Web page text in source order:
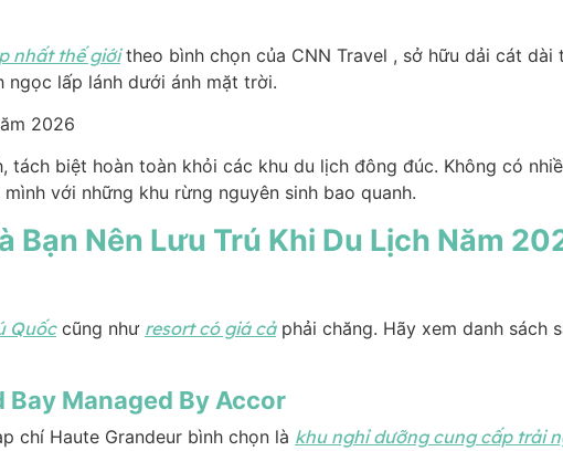
nhất thế giớitheo bình chọn của CNN Travel , sở hữu dải cát dài
lấp lánh dưới ánh mặt trời.
tách biệt hoàn toàn khỏi các khu du lịch đông đúc. Không có
với những khu rừng nguyên sinh bao quanh.
Bạn Nên Lưu Trú Khi Du Lịch Năm
Quốccũng như resort có giá cảphải chăng. Hãy xem danh sách
Bay Managed By Accor
chí Haute Grandeur bình chọn là khu nghỉ dưỡng cung cấp trải